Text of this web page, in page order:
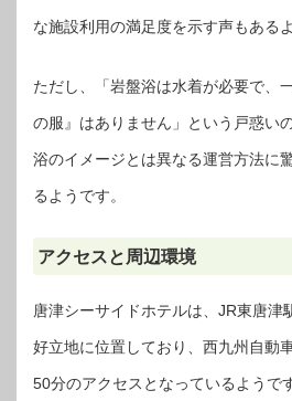
な施設利用の満足度を示す声もある
ただし、「岩盤浴は水着が必要で、
の服』はありません」という戸惑い
浴のイメージとは異なる運営方法に
るようです。
アクセスと周辺環境
唐津シーサイドホテルは、JR東唐津
好立地に位置しており、西九州自動
50分のアクセスとなっているようで